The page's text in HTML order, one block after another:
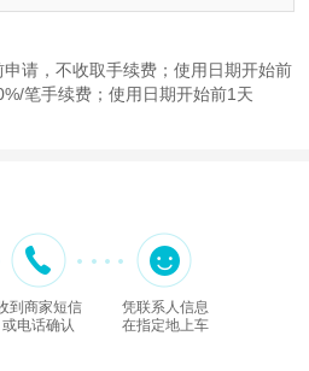
请，不收取手续费；使用日期开始前
笔手续费；使用日期开始前1天
到商家短信
或电话确认
凭联系人信息
在指定地上车